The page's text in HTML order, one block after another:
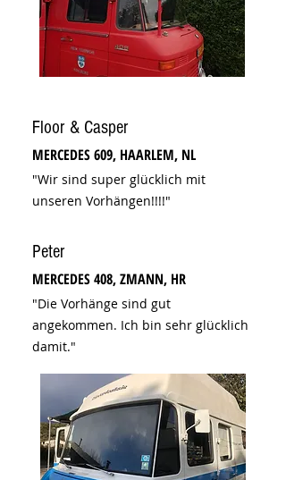
Floor & Casper
MERCEDES 609, HAARLEM, NL
"Wir sind super glücklich mit
unseren Vorhängen!!!!"
Peter
MERCEDES 408, ZMANN, HR
"Die Vorhänge sind gut
angekommen. Ich bin sehr glücklich
damit."